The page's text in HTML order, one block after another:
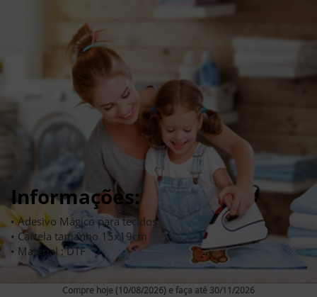
Informações:
• Adesivo Mágico para tecidos
• Cartela tamanho 15x19cm
• Material : DTF
Compre hoje (10/08/2026) e faça até 30/11/2026